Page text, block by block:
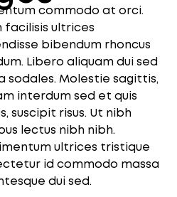
commodo at orci.
facilisis ultrices
bibendum rhoncus
Libero aliquam dui sed
sodales. Molestie sagittis,
interdum sed et quis
suscipit risus. Ut nibh
lectus nibh nibh.
ultrices tristique
id commodo massa
dui sed.